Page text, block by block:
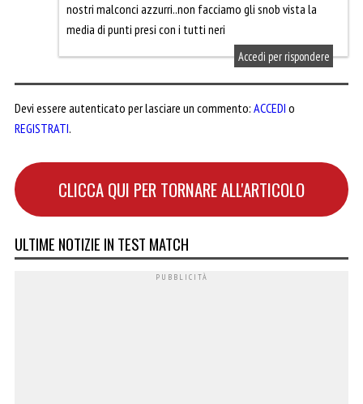
nostri malconci azzurri..non facciamo gli snob vista la
media di punti presi con i tutti neri
Accedi per rispondere
Devi essere autenticato per lasciare un commento: ACCEDI o
REGISTRATI.
CLICCA QUI PER TORNARE ALL'ARTICOLO
ULTIME NOTIZIE IN TEST MATCH